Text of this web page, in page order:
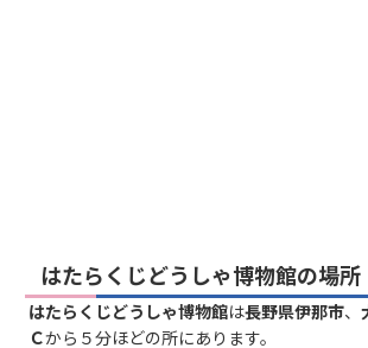
はたらくじどうしゃ博物館の場所
はたらくじどうしゃ博物館は長野県伊那市、
Ｃから５分ほどの所にあります。